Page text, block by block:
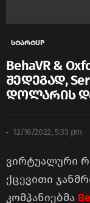
სტარტUP
BehaVR &
შედეგად,
დოლარის
12/16/2022, 5:33 pm
ვირტუალური
ქცევითი
კომპანიებმა